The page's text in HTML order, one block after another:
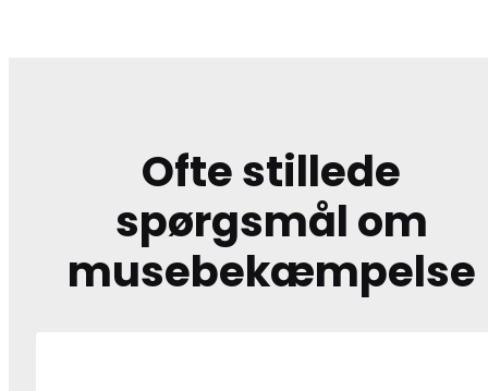
Ofte stillede
spørgsmål om
musebekæmpelse